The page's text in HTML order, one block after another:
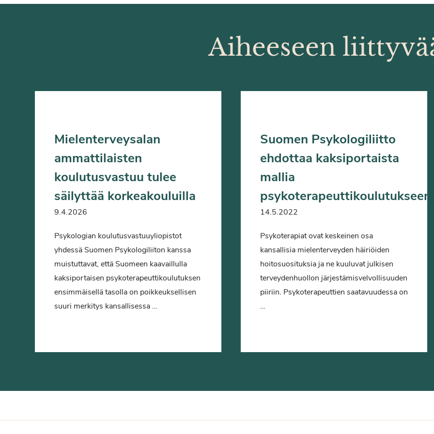
Aiheeseen
Mielenterveysalan
ammattilaisten
koulutusvastuu tulee
säilyttää korkeakouluilla
9.4.2026
Psykologian koulutusvastuuyliopistot
yhdessä Suomen Psykologiliiton kanssa
muistuttavat, että Suomeen kaavaillulla
kaksiportaisen psykoterapeuttikoulutuksen
ensimmäisellä tasolla on poikkeuksellisen
suuri merkitys kansallisessa …
Suomen Psykologiliitto
ehdottaa kaksiportaista
mallia
psykoterapeuttikoulutukseen
14.5.2022
Psykoterapiat ovat keskeinen osa
kansallisia mielenterveyden häiriöiden
hoitosuosituksia ja ne kuuluvat julkisen
terveydenhuollon järjestämisvelvollisuuden
piiriin. Psykoterapeuttien saatavuudessa on
…